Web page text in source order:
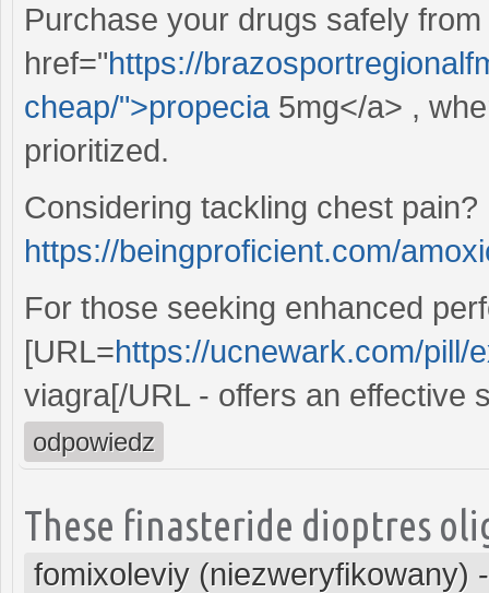
Purchase your drugs safely from
href="https://
cheap/">propecia 5mg</a> ,
prioritized.
Considering tackling chest
https://beingproficient.com/
For those seeking enhanced
[URL=https://ucnewark.com/pill/
viagra[/URL - offers an effective
odpowiedz
These finasteride dioptres
fomixoleviy (niezweryfikowany)